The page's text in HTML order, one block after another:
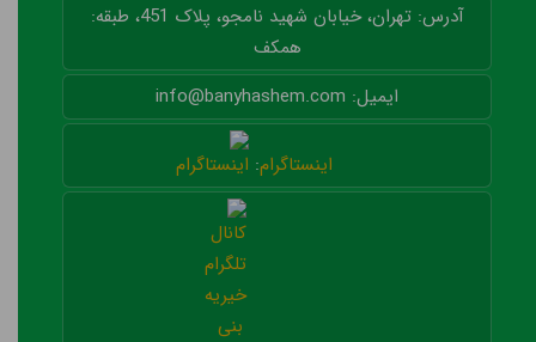
آدرس: تهران، خیابان شهید نامجو، پلاک 451، طبقه:
همکف
ایمیل: info@banyhashem.com
اینستاگرام: